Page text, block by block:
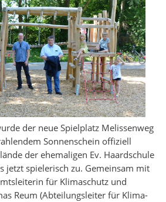
der neue Spielplatz Melissenweg
Sonnenschein offiziell
der ehemaligen Ev. Haardschule
jetzt spielerisch zu. Gemeinsam mit
für Klimaschutz und
Reum (Abteilungsleiter für Klima-